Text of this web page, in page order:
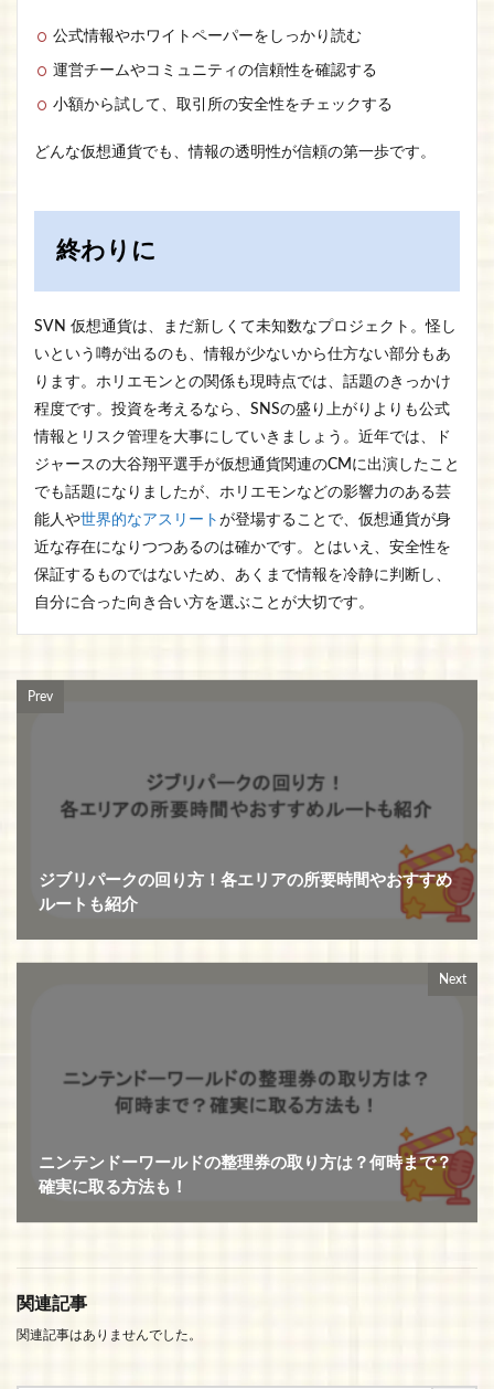
公式情報やホワイトペーパーをしっかり読む
運営チームやコミュニティの信頼性を確認する
小額から試して、取引所の安全性をチェックする
どんな仮想通貨でも、情報の透明性が信頼の第一歩です。
終わりに
SVN 仮想通貨は、まだ新しくて未知数なプロジェクト。怪し
いという噂が出るのも、情報が少ないから仕方ない部分もあ
ります。ホリエモンとの関係も現時点では、話題のきっかけ
程度です。投資を考えるなら、SNSの盛り上がりよりも公式
情報とリスク管理を大事にしていきましょう。近年では、ド
ジャースの大谷翔平選手が仮想通貨関連のCMに出演したこと
でも話題になりましたが、ホリエモンなどの影響力のある芸
能人や世界的なアスリート が登場することで、仮想通貨が身
近な存在になりつつあるのは確かです。とはいえ、安全性を
保証するものではないため、あくまで情報を冷静に判断し、
自分に合った向き合い方を選ぶことが大切です。
Prev
ジブリパークの回り方！各エリアの所要時間やおすすめ
ルートも紹介
Next
ニンテンドーワールドの整理券の取り方は？何時まで？
確実に取る方法も！
関連記事
関連記事はありませんでした。